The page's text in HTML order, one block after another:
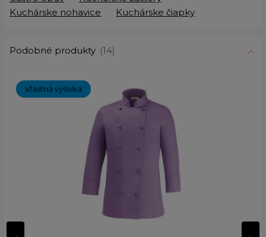
Kuchárske nohavice
Kuchárske čiapky
Podobné produkty (14)
Vlastná výšivka